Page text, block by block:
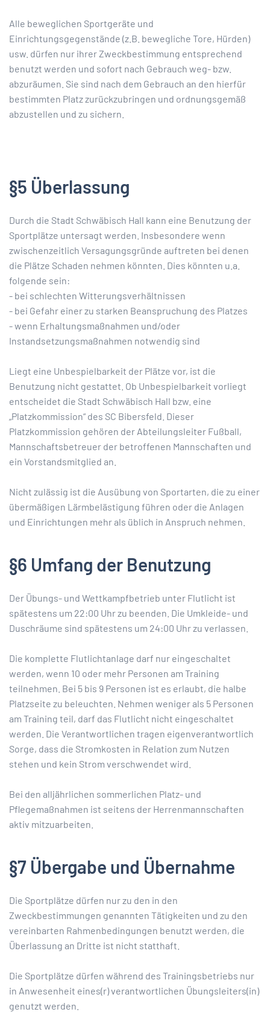
Alle beweglichen Sportgeräte und
Einrichtungsgegenstände (z.B. bewegliche Tore, Hürden)
usw. dürfen nur ihrer Zweckbestimmung entsprechend
benutzt werden und sofort nach Gebrauch weg- bzw.
abzuräumen. Sie sind nach dem Gebrauch an den hierfür
bestimmten Platz zurückzubringen und ordnungsgemäß
abzustellen und zu sichern.
§5 Überlassung
Durch die Stadt Schwäbisch Hall kann eine Benutzung der
Sportplätze untersagt werden. Insbesondere wenn
zwischenzeitlich Versagungsgründe auftreten bei denen
die Plätze Schaden nehmen könnten. Dies könnten u.a.
folgende sein:
- bei schlechten Witterungsverhältnissen
- bei Gefahr einer zu starken Beanspruchung des Platzes
- wenn Erhaltungsmaßnahmen und/oder
Instandsetzungsmaßnahmen notwendig sind
Liegt eine Unbespielbarkeit der Plätze vor, ist die
Benutzung nicht gestattet. Ob Unbespielbarkeit vorliegt
entscheidet die Stadt Schwäbisch Hall bzw. eine
„Platzkommission“ des SC Bibersfeld. Dieser
Platzkommission gehören der Abteilungsleiter Fußball,
Mannschaftsbetreuer der betroffenen Mannschaften und
ein Vorstandsmitglied an.
Nicht zulässig ist die Ausübung von Sportarten, die zu einer
übermäßigen Lärmbelästigung führen oder die Anlagen
und Einrichtungen mehr als üblich in Anspruch nehmen.
§6 Umfang der Benutzung
Der Übungs- und Wettkampfbetrieb unter Flutlicht ist
spätestens um 22:00 Uhr zu beenden. Die Umkleide- und
Duschräume sind spätestens um 24:00 Uhr zu verlassen.
Die komplette Flutlichtanlage darf nur eingeschaltet
werden, wenn 10 oder mehr Personen am Training
teilnehmen. Bei 5 bis 9 Personen ist es erlaubt, die halbe
Platzseite zu beleuchten. Nehmen weniger als 5 Personen
am Training teil, darf das Flutlicht nicht eingeschaltet
werden. Die Verantwortlichen tragen eigenverantwortlich
Sorge, dass die Stromkosten in Relation zum Nutzen
stehen und kein Strom verschwendet wird.
Bei den alljährlichen sommerlichen Platz- und
Pflegemaßnahmen ist seitens der Herrenmannschaften
aktiv mitzuarbeiten.
§7 Übergabe und Übernahme
Die Sportplätze dürfen nur zu den in den
Zweckbestimmungen genannten Tätigkeiten und zu den
vereinbarten Rahmenbedingungen benutzt werden, die
Überlassung an Dritte ist nicht statthaft.
Die Sportplätze dürfen während des Trainingsbetriebs nur
in Anwesenheit eines(r) verantwortlichen Übungsleiters(in)
genutzt werden.